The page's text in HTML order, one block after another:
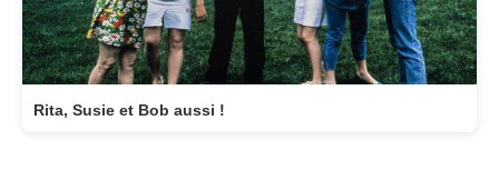
Rita, Susie et Bob aussi !